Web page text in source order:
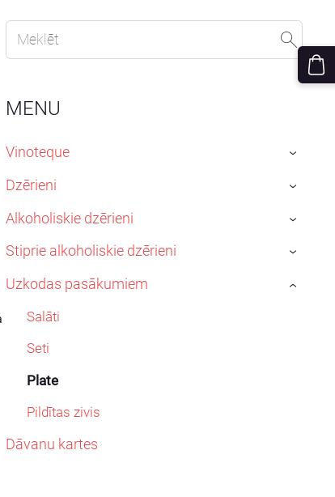
MENU
Vinoteque ›
Dzērieni ›
Alkoholiskie dzērieni ›
Stiprie alkoholiskie dzērieni ›
Uzkodas pasākumiem
Salāti
Seti
Plate
Pildītas zivis
›
Dāvanu kartes